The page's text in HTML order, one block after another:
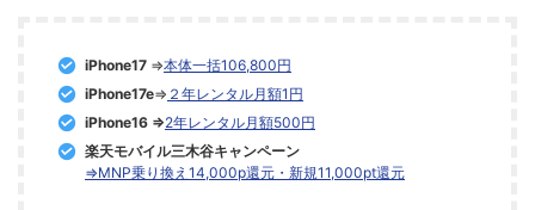
iPhone17 ⇒本体一括106,800円
iPhone17e⇒ ２年レンタル月額1円
iPhone16 ⇒2年レンタル月額500円
楽天モバイル三木谷キャンペーン
⇒MNP乗り換え14,000p還元・新規11,000pt還元